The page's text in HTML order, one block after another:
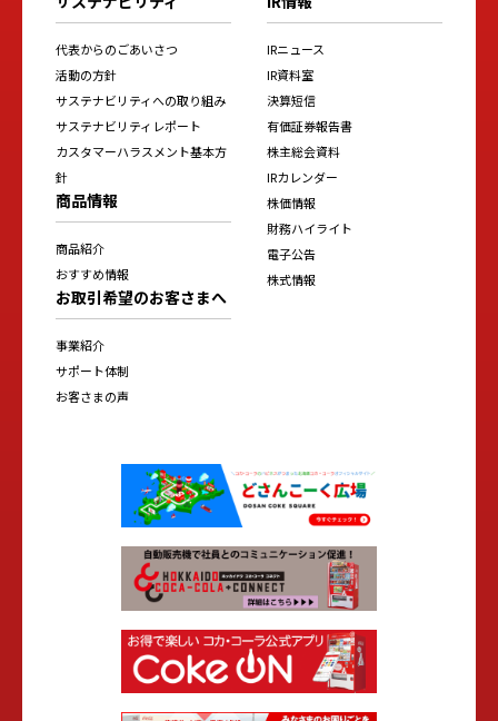
代表からのごあいさつ
活動の方針
サステナビリティへの取り組み
サステナビリティレポート
カスタマーハラスメント基本方
針
商品情報
商品紹介
おすすめ情報
お取引希望のお客さまへ
事業紹介
サポート体制
お客さまの声
IRニュース
IR資料室
決算短信
有価証券報告書
株主総会資料
IRカレンダー
株価情報
財務ハイライト
電子公告
株式情報